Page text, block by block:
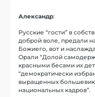
Александр:
Русские “гости” в
доброй воле, предали
Божиего, вот и
Орали “Долой
красными бесами их
“демократически
выращенных
национальных кадров”.